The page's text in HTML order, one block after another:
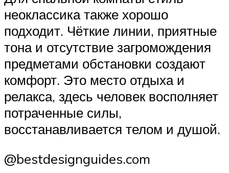
неоклассика также хорошо
подходит. Чёткие линии, приятные
тона и отсутствие загромождения
предметами обстановки создают
комфорт. Это место отдыха и
релакса, здесь человек восполняет
потраченные силы,
восстанавливается телом и душой.
@bestdesignguides.com